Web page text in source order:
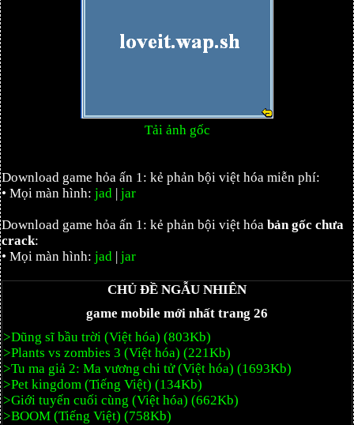
Tải ảnh gốc
Download game hỏa ấn 1: kẻ phản bội việt hóa miễn phí:
• Mọi màn hình: jad | jar
Download game hỏa ấn 1: kẻ phản bội việt hóa bản gốc chưa
crack:
• Mọi màn hình: jad | jar
CHỦ ĐỀ NGẪU NHIÊN
game mobile mới nhất trang 26
>Dũng sĩ bầu trời (Việt hóa) (803Kb)
>Plants vs zombies 3 (Việt hóa) (221Kb)
>Tu ma giả 2: Ma vương chi tử (Việt hóa) (1693Kb)
>Pet kingdom (Tiếng Việt) (134Kb)
>Giới tuyến cuối cùng (Việt hóa) (662Kb)
>BOOM (Tiếng Việt) (758Kb)